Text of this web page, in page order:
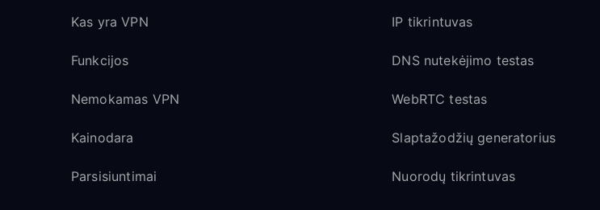
Kas yra VPN
Funkcijos
Nemokamas VPN
Kainodara
Parsisiuntimai
IP tikrintuvas
DNS nutekėjimo testas
WebRTC testas
Slaptažodžių generatorius
Nuorodų tikrintuvas